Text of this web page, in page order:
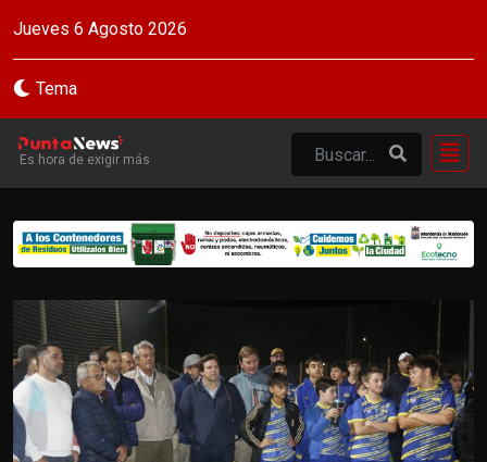
Jueves 6 Agosto 2026
Tema
Es hora de exigir más